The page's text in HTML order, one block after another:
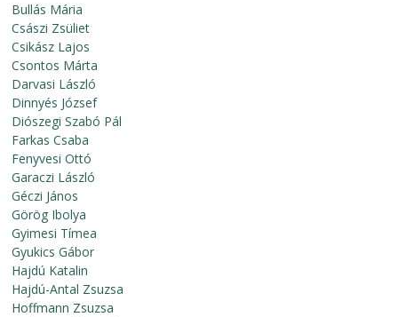
Bullás Mária
Császi Zsüliet
Csikász Lajos
Csontos Márta
Darvasi László
Dinnyés József
Diószegi Szabó Pál
Farkas Csaba
Fenyvesi Ottó
Garaczi László
Géczi János
Görög Ibolya
Gyimesi Tímea
Gyukics Gábor
Hajdú Katalin
Hajdú-Antal Zsuzsa
Hoffmann Zsuzsa